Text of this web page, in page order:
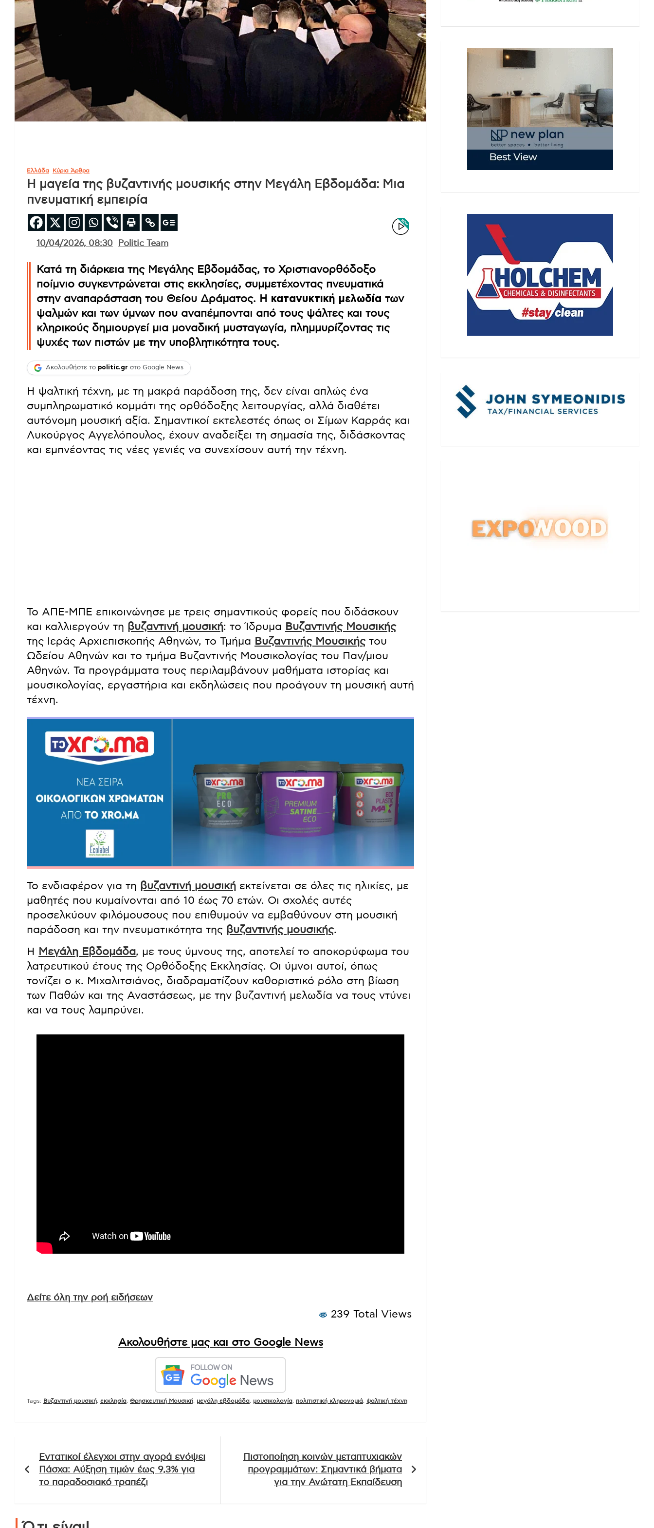
Ελλάδα Κύρια Άρθρα
Η μαγεία της βυζαντινής μουσικής στην Μεγάλη Εβδομάδα: Μια
πνευματική εμπειρία
10/04/2026, 08:30 Politic Team
Κατά τη διάρκεια της Μεγάλης Εβδομάδας, το Χριστιανορθόδοξο
ποίμνιο συγκεντρώνεται στις εκκλησίες, συμμετέχοντας πνευματικά
στην αναπαράσταση του Θείου Δράματος. Η κατανυκτική μελωδία των
ψαλμών και των ύμνων που αναπέμπονται από τους ψάλτες και τους
κληρικούς δημιουργεί μια μοναδική μυσταγωγία, πλημμυρίζοντας τις
ψυχές των πιστών με την υποβλητικότητα τους.
Ακολουθήστε το politic.gr στο Google News
Η ψαλτική τέχνη, με τη μακρά παράδοση της, δεν είναι απλώς ένα
συμπληρωματικό κομμάτι της ορθόδοξης λειτουργίας, αλλά διαθέτει
αυτόνομη μουσική αξία. Σημαντικοί εκτελεστές όπως οι Σίμων Καρράς και
Λυκούργος Αγγελόπουλος, έχουν αναδείξει τη σημασία της, διδάσκοντας
και εμπνέοντας τις νέες γενιές να συνεχίσουν αυτή την τέχνη.
Το ΑΠΕ-ΜΠΕ επικοινώνησε με τρεις σημαντικούς φορείς που διδάσκουν
και καλλιεργούν τη βυζαντινή μουσική: το Ίδρυμα Βυζαντινής Μουσικής
της Ιεράς Αρχιεπισκοπής Αθηνών, το Τμήμα Βυζαντινής Μουσικήςτου
Ωδείου Αθηνών και το τμήμα Βυζαντινής Μουσικολογίας του Παν/μιου
Αθηνών. Τα προγράμματα τους περιλαμβάνουν μαθήματα ιστορίας και
μουσικολογίας, εργαστήρια και εκδηλώσεις που προάγουν τη μουσική αυτή
τέχνη.
Το ενδιαφέρον για τη βυζαντινή μουσική εκτείνεται σε όλες τις ηλικίες, με
μαθητές που κυμαίνονται από 10 έως 70 ετών. Οι σχολές αυτές
προσελκύουν φιλόμουσους που επιθυμούν να εμβαθύνουν στη μουσική
παράδοση και την πνευματικότητα της βυζαντινής μουσικής.
Η Μεγάλη Εβδομάδα, με τους ύμνους της, αποτελεί το αποκορύφωμα του
λατρευτικού έτους της Ορθόδοξης Εκκλησίας. Οι ύμνοι αυτοί, όπως
τονίζει ο κ. Μιχαλιτσιάνος, διαδραματίζουν καθοριστικό ρόλο στη βίωση
των Παθών και της Αναστάσεως, με την βυζαντινή μελωδία να τους ντύνει
και να τους λαμπρύνει.
Δείτε όλη την ροή ειδήσεων
239 Total Views
Ακολουθήστε μας και στο Google News
Tags: Βυζαντινή μουσική εκκλησία Θρησκευτική Μουσική μεγάλη εβδομάδα μουσικολογία πολιτιστική κληρονομιά ψαλτική τέχνη
άρθρων
Εντατικοί έλεγχοι στην αγορά ενόψει
Πάσχα: Αύξηση τιμών έως 9,3% για
το παραδοσιακό τραπέζι
Πιστοποίηση κοινών μεταπτυχιακών
προγραμμάτων: Σημαντικά βήματα
για την Ανώτατη Εκπαίδευση